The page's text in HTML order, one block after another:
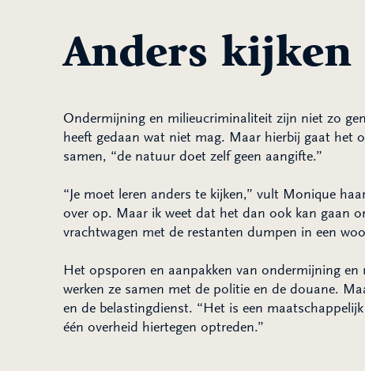
Anders kijken
Ondermijning en milieucriminaliteit zijn niet zo
heeft gedaan wat niet mag. Maar hierbij gaat het
samen, “de natuur doet zelf geen aangifte.”
“Je moet leren anders te kijken,” vult Monique
over op. Maar ik weet dat het dan ook kan gaan
vrachtwagen met de restanten dumpen in een
Het opsporen en aanpakken van ondermijning
werken ze samen met de politie en de douane.
en de belastingdienst. “Het is een
één overheid hiertegen optreden.”